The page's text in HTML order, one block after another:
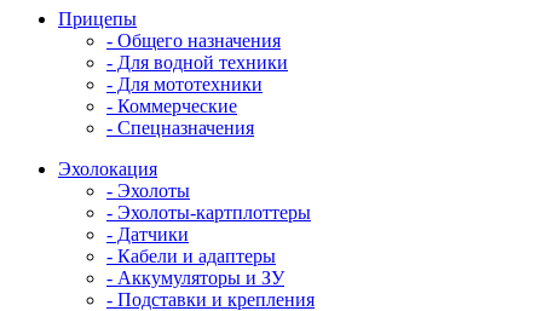
Прицепы
- Общего назначения
- Для водной техники
- Для мототехники
- Коммерческие
- Спецназначения
Эхолокация
- Эхолоты
- Эхолоты-картплоттеры
- Датчики
- Кабели и адаптеры
- Аккумуляторы и ЗУ
- Подставки и крепления